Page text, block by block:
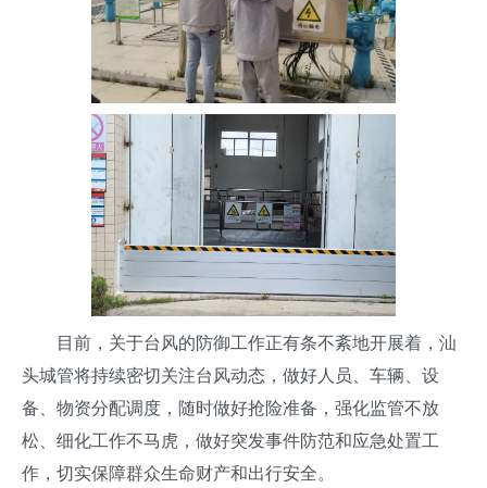
目前，关于台风的防御工作正有条不紊地开展着，汕
头城管将持续密切关注台风动态，做好人员、车辆、设
备、物资分配调度，随时做好抢险准备，强化监管不放
松、细化工作不马虎，做好突发事件防范和应急处置工
作，切实保障群众生命财产和出行安全。